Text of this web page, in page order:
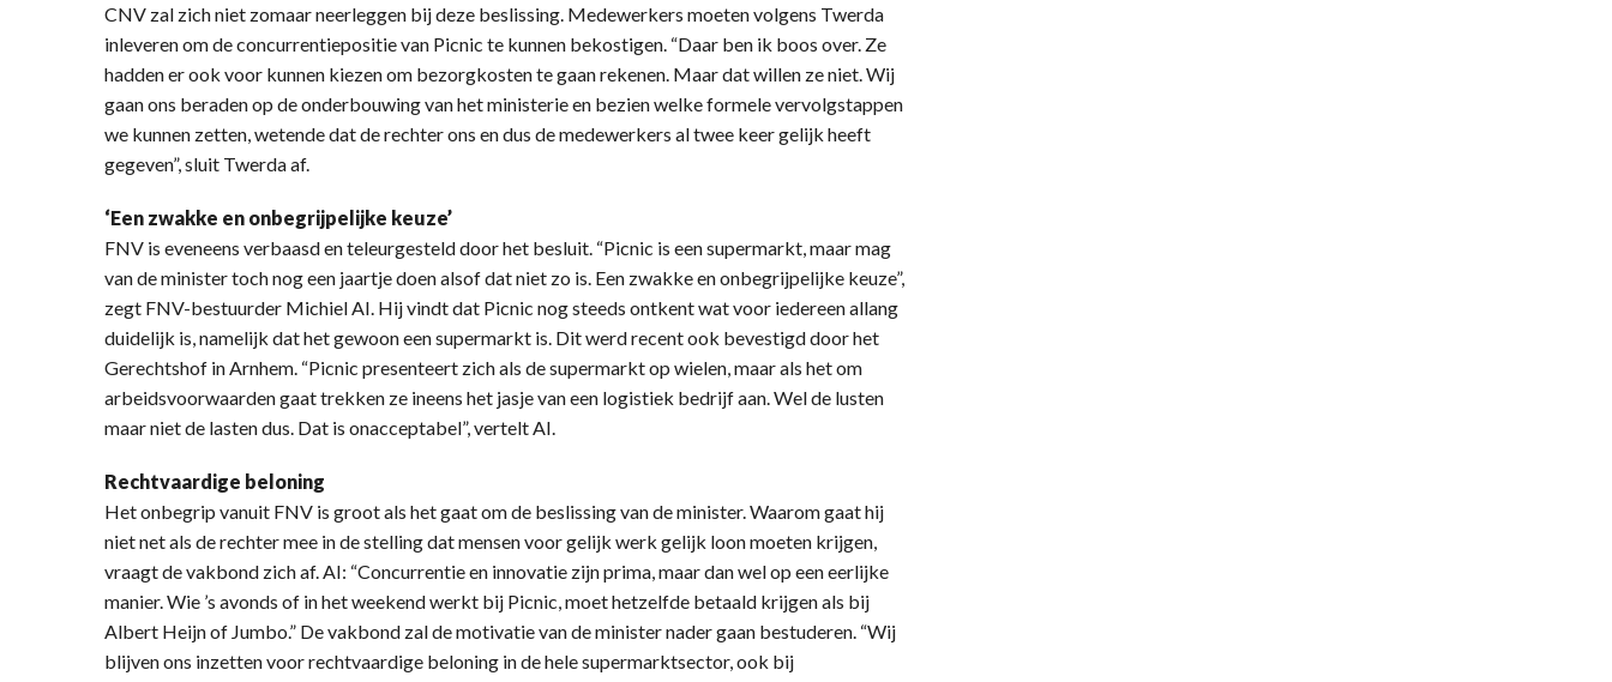
CNV zal zich niet zomaar neerleggen bij deze beslissing. Medewerkers moeten volgens Twerda
inleveren om de concurrentiepositie van Picnic te kunnen bekostigen. “Daar ben ik boos over. Ze
hadden er ook voor kunnen kiezen om bezorgkosten te gaan rekenen. Maar dat willen ze niet. Wij
gaan ons beraden op de onderbouwing van het ministerie en bezien welke formele vervolgstappen
we kunnen zetten, wetende dat de rechter ons en dus de medewerkers al twee keer gelijk heeft
gegeven”, sluit Twerda af.
‘Een zwakke en onbegrijpelijke keuze’
FNV is eveneens verbaasd en teleurgesteld door het besluit. “Picnic is een supermarkt, maar mag
van de minister toch nog een jaartje doen alsof dat niet zo is. Een zwakke en onbegrijpelijke keuze”,
zegt FNV-bestuurder Michiel AI. Hij vindt dat Picnic nog steeds ontkent wat voor iedereen allang
duidelijk is, namelijk dat het gewoon een supermarkt is. Dit werd recent ook bevestigd door het
Gerechtshof in Arnhem. “Picnic presenteert zich als de supermarkt op wielen, maar als het om
arbeidsvoorwaarden gaat trekken ze ineens het jasje van een logistiek bedrijf aan. Wel de lusten
maar niet de lasten dus. Dat is onacceptabel”, vertelt AI.
Rechtvaardige beloning
Het onbegrip vanuit FNV is groot als het gaat om de beslissing van de minister. Waarom gaat hij
niet net als de rechter mee in de stelling dat mensen voor gelijk werk gelijk loon moeten krijgen,
vraagt de vakbond zich af. AI: “Concurrentie en innovatie zijn prima, maar dan wel op een eerlijke
manier. Wie ’s avonds of in het weekend werkt bij Picnic, moet hetzelfde betaald krijgen als bij
Albert Heijn of Jumbo.” De vakbond zal de motivatie van de minister nader gaan bestuderen. “Wij
blijven ons inzetten voor rechtvaardige beloning in de hele supermarktsector, ook bij